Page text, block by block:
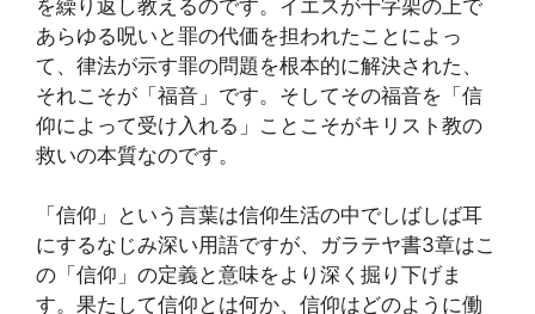
を繰り返し教えるのです。イエスが十字架の上で
あらゆる呪いと罪の代価を担われたことによっ
て、律法が示す罪の問題を根本的に解決された、
それこそが「福音」です。そしてその福音を「信
仰によって受け入れる」ことこそがキリスト教の
救いの本質なのです。
「信仰」という言葉は信仰生活の中でしばしば耳
にするなじみ深い用語ですが、ガラテヤ書3章はこ
の「信仰」の定義と意味をより深く掘り下げま
す。果たして信仰とは何か、信仰はどのように働